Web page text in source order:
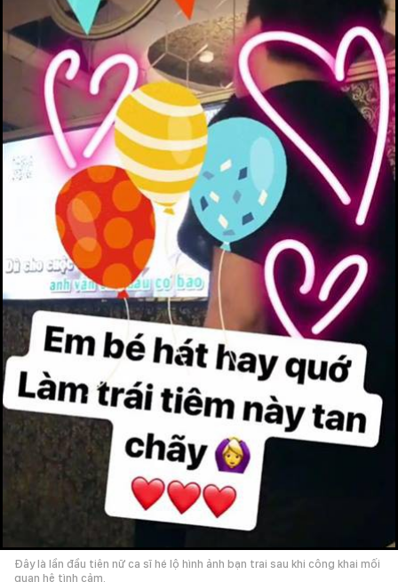
Đây là lần đầu tiên nữ ca sĩ hé lộ hình ảnh bạn trai sau khi công khai mối
quan hệ tình cảm.